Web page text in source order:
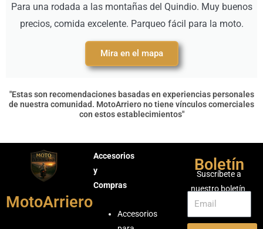
Para una rodada a las montañas del Quindio. Muy buenos
precios, comida excelente. Parqueo fácil para la moto.
Mira en el mapa
"Estas son recomendaciones basadas en experiencias personales
de nuestra comunidad. MotoArriero no tiene vínculos comerciales
con estos establecimientos"
MotoArriero
Accesorios
y
Compras
Accesorios
Boletín
Suscríbete a
nuestro boletín